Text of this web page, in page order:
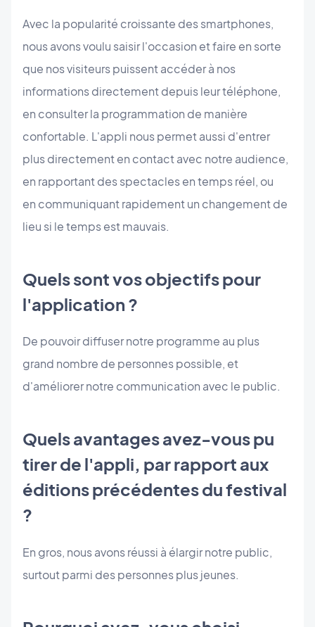
Avec la popularité croissante des smartphones,
nous avons voulu saisir l'occasion et faire en sorte
que nos visiteurs puissent accéder à nos
informations directement depuis leur téléphone,
en consulter la programmation de manière
confortable. L'appli nous permet aussi d'entrer
plus directement en contact avec notre audience,
en rapportant des spectacles en temps réel, ou
en communiquant rapidement un changement de
lieu si le temps est mauvais.
Quels sont vos objectifs pour
l'application ?
De pouvoir diffuser notre programme au plus
grand nombre de personnes possible, et
d'améliorer notre communication avec le public.
Quels avantages avez-vous pu
tirer de l'appli, par rapport aux
éditions précédentes du festival
?
En gros, nous avons réussi à élargir notre public,
surtout parmi des personnes plus jeunes.